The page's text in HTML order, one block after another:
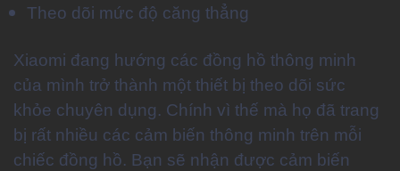
Theo dõi mức độ căng thẳng
Xiaomi đang hướng các đồng hồ thông minh
của mình trở thành một thiết bị theo dõi sức
khỏe chuyên dụng. Chính vì thế mà họ đã trang
bị rất nhiều các cảm biến thông minh trên mỗi
chiếc đồng hồ. Bạn sẽ nhận được cảm biến